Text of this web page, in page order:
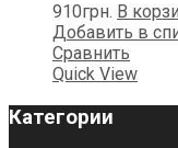
910грн. В
Добавить в
Сравнить
Quick View
Категории